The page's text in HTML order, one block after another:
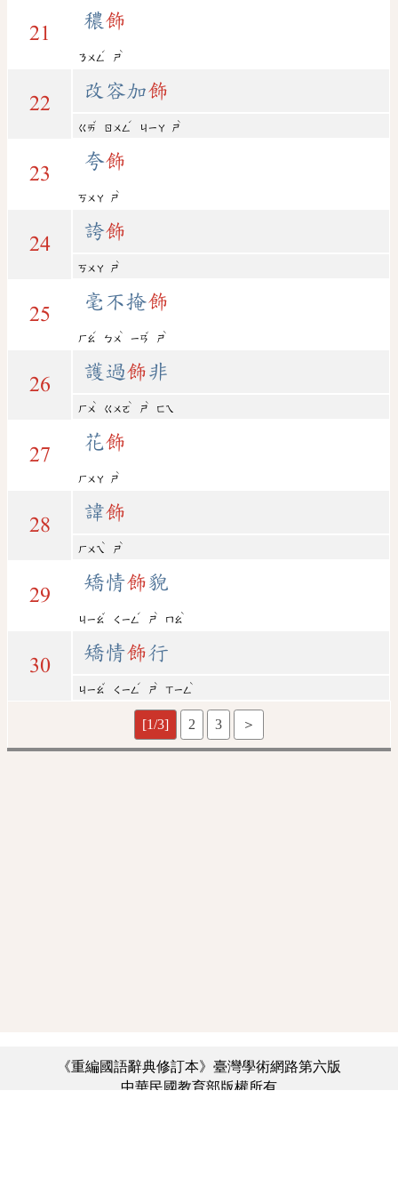
21
穠飾
ㄋㄨㄥ
ˊ
ㄕ
ˋ
22
改容加飾
ㄍㄞ
ˇ
ㄖㄨㄥ
ˊ
ㄐㄧㄚ ㄕ
ˋ
23
夸飾
ㄎㄨㄚ ㄕ
ˋ
24
誇飾
ㄎㄨㄚ ㄕ
ˋ
25
毫不掩飾
ㄏㄠ
ˊ
ㄅㄨ
ˋ
ㄧㄢ
ˇ
ㄕ
ˋ
26
護過飾非
ㄏㄨ
ˋ
ㄍㄨㄛ
ˋ
ㄕ
ˋ
ㄈㄟ
27
花飾
ㄏㄨㄚ ㄕ
ˋ
28
諱飾
ㄏㄨㄟ
ˋ
ㄕ
ˋ
29
矯情飾貌
ㄐㄧㄠ
ˇ
ㄑㄧㄥ
ˊ
ㄕ
ˋ
ㄇㄠ
ˋ
30
矯情飾行
ㄐㄧㄠ
ˇ
ㄑㄧㄥ
ˊ
ㄕ
ˋ
ㄒㄧㄥ
ˋ
[1/3] 2 3 ＞
《重編國語辭典修訂本》臺灣學術網路第六版
中華民國教育部版權所有